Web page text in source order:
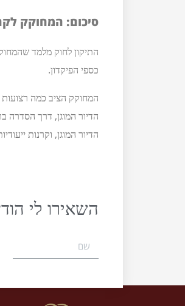
סיכום: המחוקק
התיקון לחוק מלמד
כספי הפיקדון.
המחוקק הציב כמה
הדיור המוגן, דרך הסדרה
הדיור המוגן, וקרנות
השאירו לי